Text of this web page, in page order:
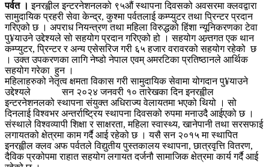
पर्वत ।इनरह्वील इन्टरनेशनलको ९५औं स्थापना दिवसको अवसरमा क्लवद्वारा
सामुदायिक प्रहरी सेवा केन्द्र, कुश्मा पर्वतलाई कम्प्युटर तथा प्रिन्टर प्रदान
गरिएको छ । अपराध नियन्त्रण तथा महिला विरुद्धको हिंशा न्यूनिकरणका टेवा
पु¥याउने उद्देश्यले सो सहयोग प्रदान गरिएको हो । सहयोग अन्र्तगत एक थान
कम्प्युटर, प्रिन्टर र अन्य एसेसरिज गरी ६५ हजार वरावरको सहयोग रहेको छ
। उक्त उपकरणका लागि नेष्डो नेपाल एवम् अमरटिका प्रतिष्ठानले आर्थिक
सहयोग गरेका हुन ।
महिलाहरुको नेतृत्व क्षमता विकास गरी सामुदायिक सेवामा योगदान पु¥याउने
उद्देश्यले सन २०२४ जनवरी १० तारेखका दिन इनरह्वील
इन्टरनेशनलको स्थापना संयुक्त अधिराज्य वेलायतमा भएको थियो । सो
दिनलाई विश्वभर अन्तर्राष्ट्रिय स्थापना दिवसको रुपमा मनाउदै आईएको छ ।
संस्थाले विश्वव्यापी शिक्षा र साक्षरता, महिला स्वास्थ्य, खानेपानी तथा सरसफाई
लगायतको क्षेत्रमा काम गर्दै आई रहेको छ । यसै सन २०१५ मा स्थापित
इनरह्वील क्लव अफ पर्वतले विद्युतीय पुस्तकालय स्थापना, छात्रवृत्ति वितरण,
दैविक प्रकोपमा राहात सहयोग लगायत दर्जनौ सामाजिक क्षेत्रमा कार्य गर्दै आई